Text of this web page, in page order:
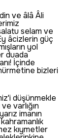
ve âlâ Âli
selam ve
âcizlerin güç
yol
duada
İçinde
bizleri
düşünmekle
varlığın
imanın
kıymetler